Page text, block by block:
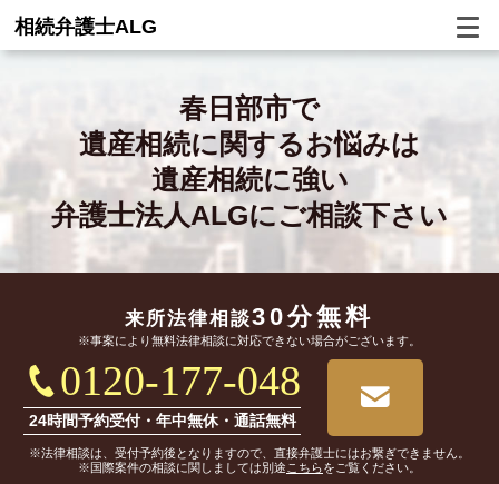
相続弁護士ALG
春日部市で
遺産相続に関するお悩みは
遺産相続に強い
弁護士法人ALGにご相談下さい
来所法律相談30分無料
※事案により無料法律相談に対応できない場合がございます。
0120-177-048
24時間予約受付・年中無休・通話無料
※法律相談は、受付予約後となりますので、直接弁護士にはお繋ぎできません。
※国際案件の相談に関しましては別途 こちらをご覧ください。